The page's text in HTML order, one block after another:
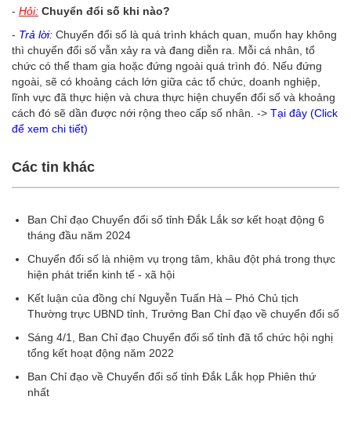
- Hỏi: Chuyển đổi số khi nào?​
- Trả lời: Chuyển đổi số là quá trình khách quan, muốn hay không
thì chuyển đổi số vẫn xảy ra và đang diễn ra. Mỗi cá nhân, tổ
chức có thể tham gia hoặc đứng ngoài quá trình đó. Nếu đứng
ngoài, sẽ có khoảng cách lớn giữa các tổ chức, doanh nghiệp,
lĩnh vực đã thực hiện và chưa thực hiện chuyển đổi số và khoảng
cách đó sẽ dần được nới rộng theo cấp số nhân. -> Tại đây (Click
để xem chi tiết)
Các tin khác
Ban Chỉ đạo Chuyển đổi số tỉnh Đắk Lắk sơ kết hoạt động 6
tháng đầu năm 2024
Chuyển đổi số là nhiệm vụ trọng tâm, khâu đột phá trong thực
hiện phát triển kinh tế - xã hội
Kết luận của đồng chí Nguyễn Tuấn Hà – Phó Chủ tịch
Thường trực UBND tỉnh, Trưởng Ban Chỉ đạo về chuyển đổi số
Sáng 4/1, Ban Chỉ đạo Chuyển đổi số tỉnh đã tổ chức hội nghị
tổng kết hoạt động năm 2022
Ban Chỉ đạo về Chuyển đổi số tỉnh Đắk Lắk họp Phiên thứ
nhất